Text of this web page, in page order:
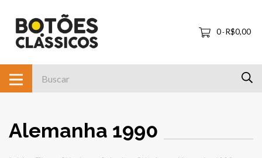
0-R$0,00
Alemanha 1990